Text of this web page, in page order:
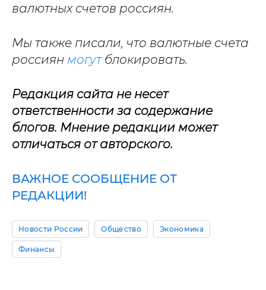
валютных счетов россиян.
Мы также писали, что валютные счета
россиян могутблокировать.
Редакция сайта не несет
ответственности за содержание
блогов. Мнение редакции может
отличаться от авторского.
ВАЖНОЕ СООБЩЕНИЕ ОТ
РЕДАКЦИИ!
Новости России Общество Экономика
Финансы